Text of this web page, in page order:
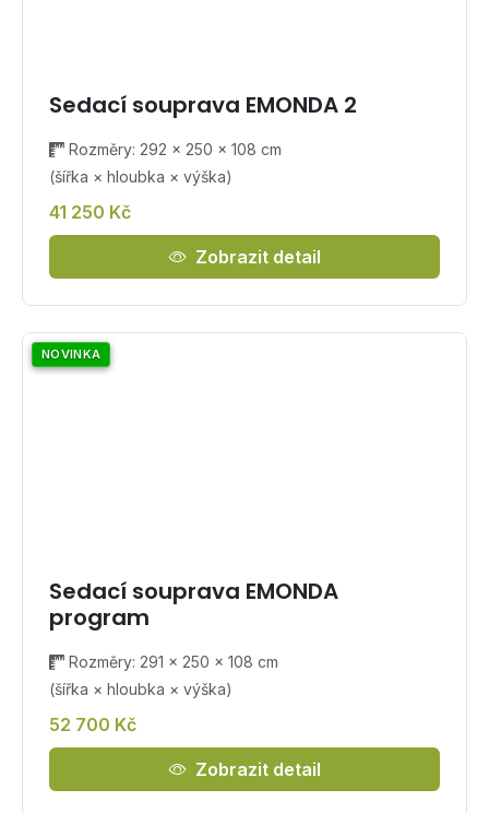
Sedací souprava EMONDA 2
Rozměry: 292 × 250 × 108 cm
(šířka × hloubka × výška)
41 250 Kč
Zobrazit detail
NOVINKA
Sedací souprava EMONDA
program
Rozměry: 291 × 250 × 108 cm
(šířka × hloubka × výška)
52 700 Kč
Zobrazit detail